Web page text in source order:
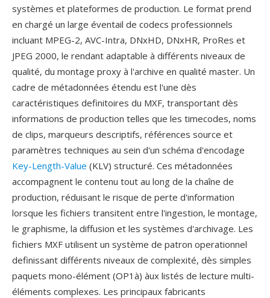
systèmes et plateformes de production. Le format prend
en chargé un large éventail de codecs professionnels
incluant MPEG-2, AVC-Intra, DNxHD, DNxHR, ProRes et
JPEG 2000, le rendant adaptable à différents niveaux de
qualité, du montage proxy à l'archive en qualité master. Un
cadre de métadonnées étendu est l'une dès
caractéristiques definitoires du MXF, transportant dès
informations de production telles que les timecodes, noms
de clips, marqueurs descriptifs, références source et
paramètres techniques au sein d'un schéma d'encodage
Key-Length-Value (KLV) structuré. Ces métadonnées
accompagnent le contenu tout au long de la chaîne de
production, réduisant le risque de perte d'information
lorsque les fichiers transitent entre l'ingestion, le montage,
le graphisme, la diffusion et les systèmes d'archivage. Les
fichiers MXF utilisent un système de patron operationnel
definissant différents niveaux de complexité, dès simples
paquets mono-élément (OP1à) àux listés de lecture multi-
éléments complexes. Les principaux fabricants